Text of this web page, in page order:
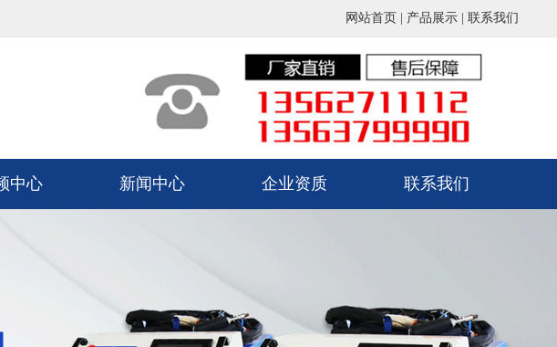
网站首页 产品展示 联系我们
中心 新闻中心 企业资质 联系我们